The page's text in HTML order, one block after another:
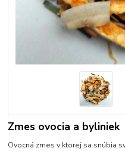
Zmes ovocia a byliniek
Ovocná zmes v ktorej sa snúbia